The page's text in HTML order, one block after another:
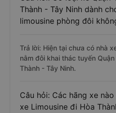
Thành - Tây Ninh dành
limousine phòng đôi
Trả lời: Hiện tại chưa có nhà
nằm đôi khai thác tuyến
Thành - Tây Ninh.
Câu hỏi: Các hãng xe
xe Limousine đi Hòa